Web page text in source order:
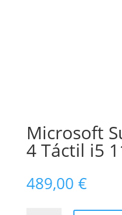
Microsoft
4 Táctil i5
489,00 €